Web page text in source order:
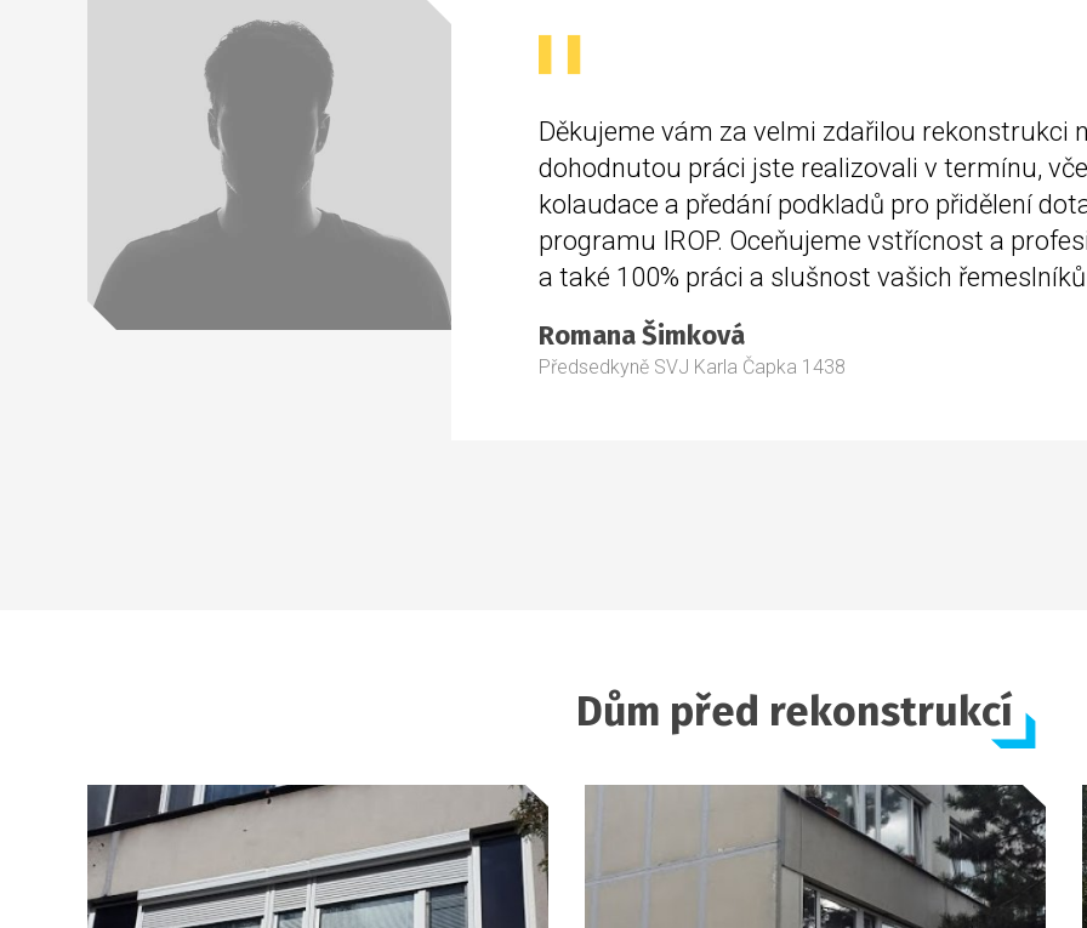
Děkujeme vám za velmi zdařilou rekonstrukci
dohodnutou práci jste realizovali v termínu,
kolaudace a předání podkladů pro přidělení
programu IROP. Oceňujeme vstřícnost a
a také 100% práci a slušnost vašich
Romana Šimková
Předsedkyně SVJ Karla Čapka 1438
Dům před rekonstrukcí